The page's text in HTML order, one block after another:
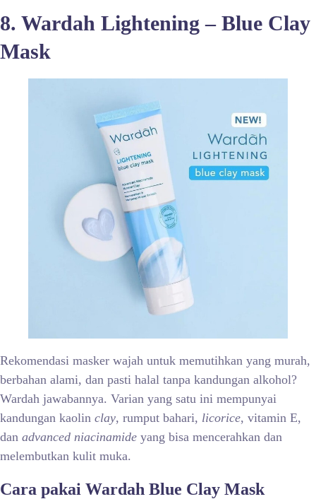
8. Wardah Lightening – Blue Clay
Mask
Rekomendasi masker wajah untuk memutihkan yang murah,
berbahan alami, dan pasti halal tanpa kandungan alkohol?
Wardah jawabannya. Varian yang satu ini mempunyai
kandungan kaolin clay, rumput bahari, licorice, vitamin E,
dan advanced niacinamide yang bisa mencerahkan dan
melembutkan kulit muka.
Cara pakai Wardah Blue Clay Mask